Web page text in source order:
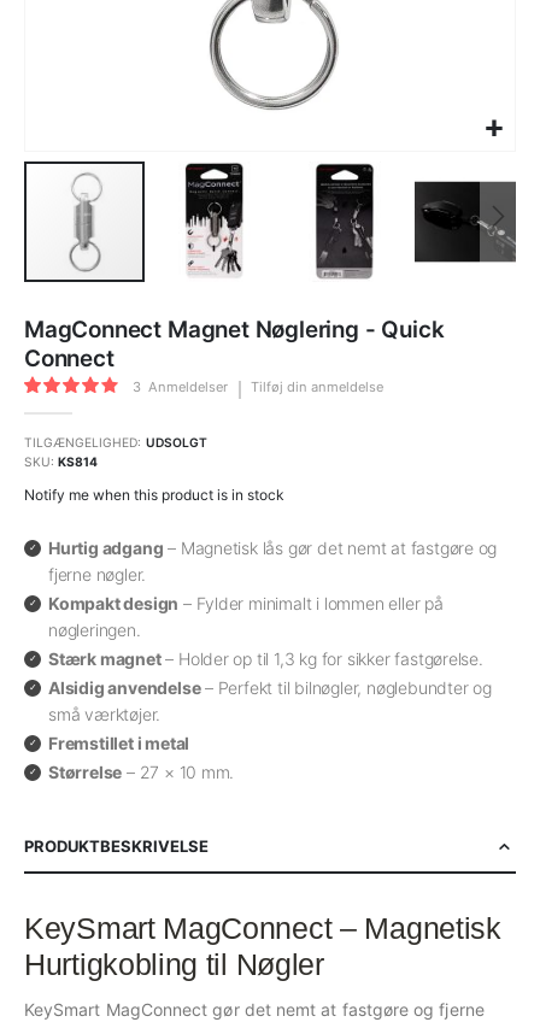
starten
af
billedgalleriet
MagConnect Magnet Nøglering - Quick
Connect
Bedømmelse:
80
% of100
3 Anmeldelser Tilføj din anmeldelse
TILGÆNGELIGHED: UDSOLGT
SKU KS814
Notify me when this product is in stock
Hurtig adgang – Magnetisk lås gør det nemt at fastgøre og
fjerne nøgler.
Kompakt design – Fylder minimalt i lommen eller på
nøgleringen.
Stærk magnet– Holder op til 1,3 kg for sikker fastgørelse.
Alsidig anvendelse– Perfekt til bilnøgler, nøglebundter og
små værktøjer.
Fremstillet i metal
Størrelse – 27 × 10 mm.
PRODUKTBESKRIVELSE
KeySmart MagConnect – Magnetisk
Hurtigkobling til Nøgler
KeySmart MagConnect gør det nemt at fastgøre og fjerne